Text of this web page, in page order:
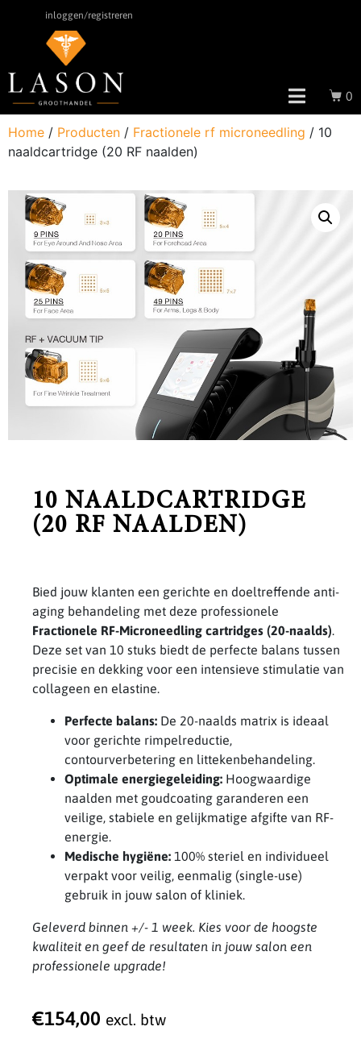
inloggen/registreren
0
Home / Producten / Fractionele rf microneedling / 10
naaldcartridge (20 RF naalden)
10 NAALDCARTRIDGE
(20 RF NAALDEN)
Bied jouw klanten een gerichte en doeltreffende anti-
aging behandeling met deze professionele
Fractionele RF-Microneedling cartridges (20-naalds).
Deze set van 10 stuks biedt de perfecte balans tussen
precisie en dekking voor een intensieve stimulatie van
collageen en elastine.
Perfecte balans: De 20-naalds matrix is ideaal
voor gerichte rimpelreductie,
contourverbetering en littekenbehandeling.
Optimale energiegeleiding: Hoogwaardige
naalden met goudcoating garanderen een
veilige, stabiele en gelijkmatige afgifte van RF-
energie.
Medische hygiëne: 100% steriel en individueel
verpakt voor veilig, eenmalig (single-use)
gebruik in jouw salon of kliniek.
Geleverd binnen +/- 1 week. Kies voor de hoogste
kwaliteit en geef de resultaten in jouw salon een
professionele upgrade!
€154,00 excl. btw